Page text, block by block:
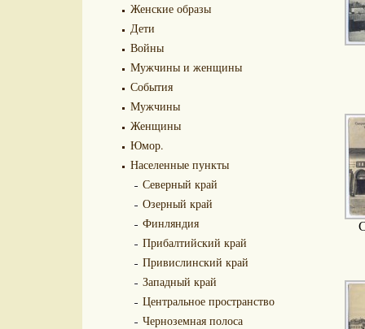
Женские образы
Дети
Войны
Мужчины и женщины
События
Мужчины
Женщины
Юмор.
Населенные пункты
Северный край
Озерный край
Финляндия
Прибалтийский край
Привислинский край
Западный край
Центральное пространство
Черноземная полоса